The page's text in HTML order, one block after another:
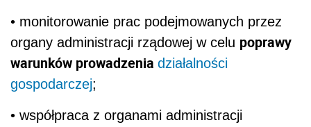
• monitorowanie prac podejmowanych przez
organy administracji rządowej w celu poprawy
warunków prowadzenia działalności
gospodarczej;
• współpraca z organami administracji